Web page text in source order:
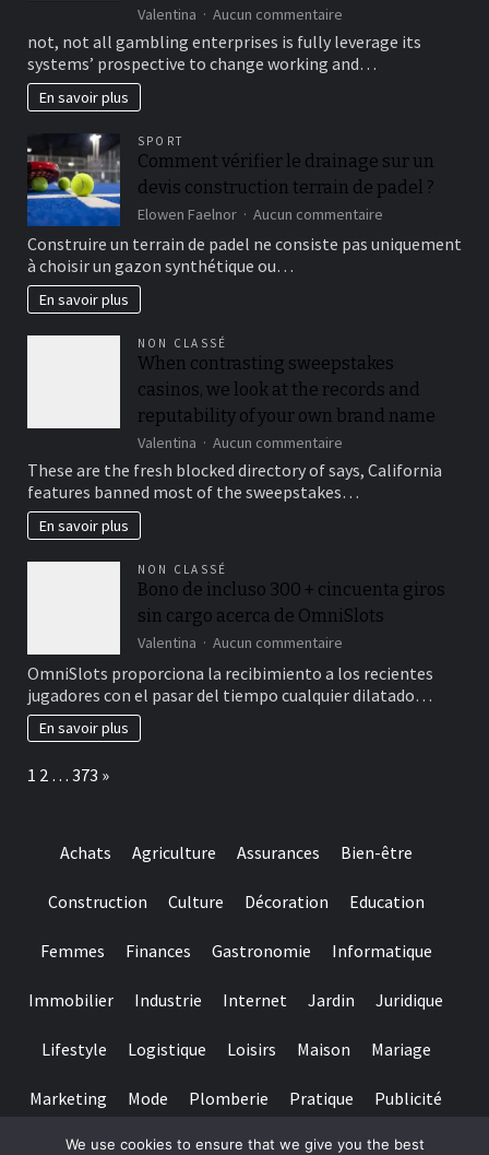
Valentina Aucun commentaire
delivers
legitimate
vibrant
issues,
while
environment
not, not all gambling enterprises is fully leverage its
systems’ prospective to change working and…
En savoir plus
SPORT
Comment vérifier le drainage sur un
devis construction terrain de padel ?
Elowen Faelnor Aucun commentaire
vérifier
construction
terrain
de
Construire un terrain de padel ne consiste pas uniquement
à choisir un gazon synthétique ou…
En savoir plus
NON CLASSÉ
When contrasting sweepstakes
casinos, we look at the records and
reputability of your own brand name
Valentina Aucun commentaire
When
contrasting
sweepstakes
the
records
of
your
These are the fresh blocked directory of says, California
features banned most of the sweepstakes…
En savoir plus
NON CLASSÉ
Bono de incluso 300 + cincuenta giros
sin cargo acerca de OmniSlots
Valentina Aucun commentaire
de
incluso
de
OmniSlots proporciona la recibimiento a los recientes
jugadores con el pasar del tiempo cualquier dilatado…
En savoir plus
Page:
1 2 … 373 Next
»
Achats Agriculture Assurances Bien-être
Construction Culture Décoration Education
Femmes Finances Gastronomie Informatique
Immobilier Industrie Internet Jardin Juridique
Lifestyle Logistique Loisirs Maison Mariage
Marketing Mode Plomberie Pratique Publicité
Santé Services Sport Textile Tourisme
We use cookies to ensure that we give you the best